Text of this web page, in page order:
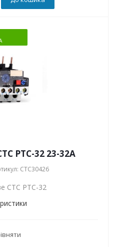
РТС-32 23-32А
СТС30426
СТС РТС-32